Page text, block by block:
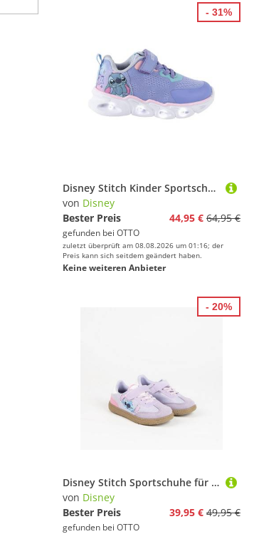
Disney Stitch Kinder Sportschuhe mit Lichteffekt leichte Schuhe Sneaker (Packung)
von Disney
Bester Preis
44,95 € 64,95 €
gefunden bei OTTO
zuletzt überprüft am 08.08.2026 um 01:16; der
Preis kann sich seitdem geändert haben.
Keine weiteren Anbieter
- 31%
Disney Stitch Sportschuhe für Kinder Atmungsaktive Sneaker Sneaker
von Disney
Bester Preis
39,95 € 49,95 €
gefunden bei OTTO
- 20%